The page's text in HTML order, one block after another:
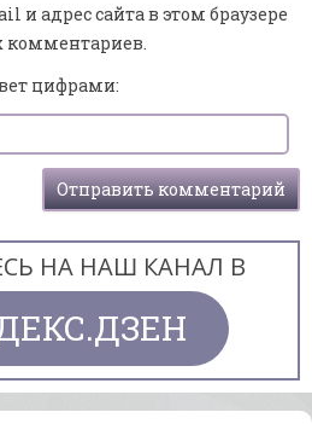
и адрес сайта в этом браузере
цифрами:
НА НАШ КАНАЛ В